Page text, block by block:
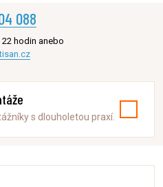
088
hodin anebo
s dlouholetou praxí.